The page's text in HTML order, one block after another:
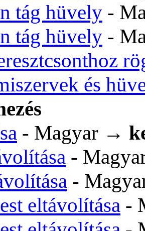
tág hüvely -
tág hüvely -
és
- Magyar →
-
-
eltávolítása -